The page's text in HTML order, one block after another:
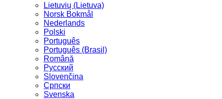
Lietuvių (Lietuva)
‪Norsk Bokmål‬
Nederlands
Polski
Português
Português (Brasil)
Română
Русский
Slovenčina
Српски
Svenska